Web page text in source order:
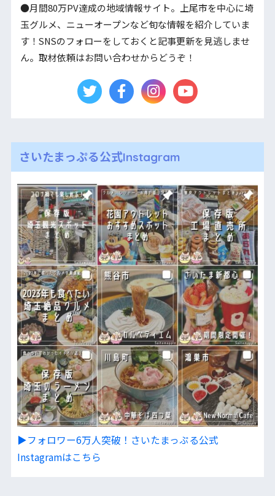
●月間80万PV達成の地域情報サイト。上尾市を中心に埼
玉グルメ、ニューオープンなど旬な情報を紹介していま
す！SNSのフォローをしておくと記事更新を見逃しませ
ん。取材依頼はお問い合わせからどうぞ！
さいたまっぷる公式Instagram
▶︎フォロワー6万人突破！さいたまっぷる公式
Instagramはこちら